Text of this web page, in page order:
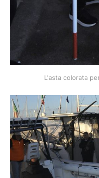
L'asta colorata